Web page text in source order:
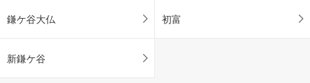
鎌ケ谷大仏 初富
新鎌ケ谷